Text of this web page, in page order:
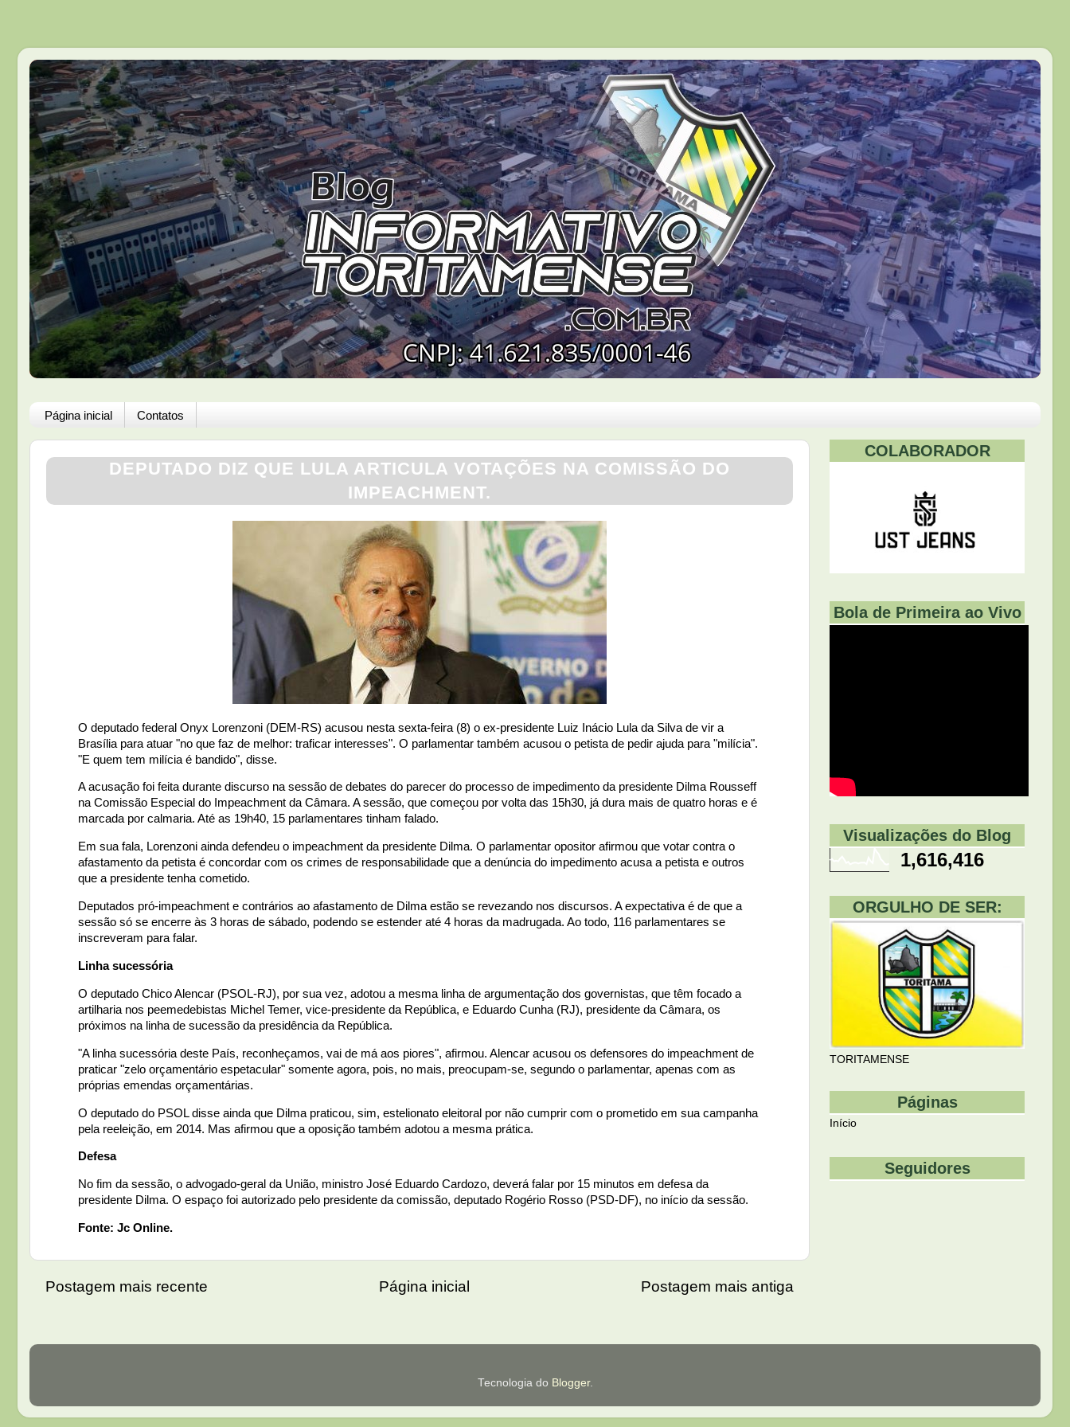
Página inicial Contatos
DEPUTADO DIZ QUE LULA ARTICULA VOTAÇÕES NA COMISSÃO DO
IMPEACHMENT.
O deputado federal Onyx Lorenzoni (DEM-RS) acusou nesta sexta-feira (8) o ex-presidente Luiz Inácio Lula da Silva de vir a
Brasília para atuar "no que faz de melhor: traficar interesses". O parlamentar também acusou o petista de pedir ajuda para "milícia".
"E quem tem milícia é bandido", disse.
A acusação foi feita durante discurso na sessão de debates do parecer do processo de impedimento da presidente Dilma Rousseff
na Comissão Especial do Impeachment da Câmara. A sessão, que começou por volta das 15h30, já dura mais de quatro horas e é
marcada por calmaria. Até as 19h40, 15 parlamentares tinham falado.
Em sua fala, Lorenzoni ainda defendeu o impeachment da presidente Dilma. O parlamentar opositor afirmou que votar contra o
afastamento da petista é concordar com os crimes de responsabilidade que a denúncia do impedimento acusa a petista e outros
que a presidente tenha cometido.
Deputados pró-impeachment e contrários ao afastamento de Dilma estão se revezando nos discursos. A expectativa é de que a
sessão só se encerre às 3 horas de sábado, podendo se estender até 4 horas da madrugada. Ao todo, 116 parlamentares se
inscreveram para falar.
Linha sucessória
O deputado Chico Alencar (PSOL-RJ), por sua vez, adotou a mesma linha de argumentação dos governistas, que têm focado a
artilharia nos peemedebistas Michel Temer, vice-presidente da República, e Eduardo Cunha (RJ), presidente da Câmara, os
próximos na linha de sucessão da presidência da República.
"A linha sucessória deste País, reconheçamos, vai de má aos piores", afirmou. Alencar acusou os defensores do impeachment de
praticar "zelo orçamentário espetacular" somente agora, pois, no mais, preocupam-se, segundo o parlamentar, apenas com as
próprias emendas orçamentárias.
O deputado do PSOL disse ainda que Dilma praticou, sim, estelionato eleitoral por não cumprir com o prometido em sua campanha
pela reeleição, em 2014. Mas afirmou que a oposição também adotou a mesma prática.
Defesa
No fim da sessão, o advogado-geral da União, ministro José Eduardo Cardozo, deverá falar por 15 minutos em defesa da
presidente Dilma. O espaço foi autorizado pelo presidente da comissão, deputado Rogério Rosso (PSD-DF), no início da sessão.
Fonte: Jc Online.
Postagem mais recente Postagem mais antiga
Página inicial
COLABORADOR
Bola de Primeira ao Vivo
Visualizações do Blog
1,616,416
ORGULHO DE SER:
TORITAMENSE
Páginas
Início
Seguidores
Tecnologia do Blogger.